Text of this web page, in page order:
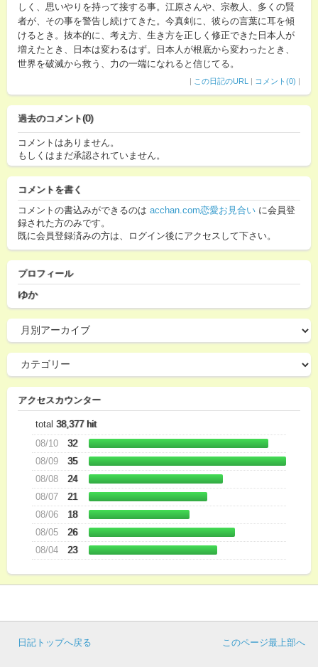
しく、思いやりを持って接する事。江原さんや、宗教人、多くの賢
者が、その事を警告し続けてきた。今真剣に、彼らの言葉に耳を傾
けるとき。抜本的に、考え方、生き方を正しく修正できた日本人が
増えたとき、日本は変わるはず。日本人が根底から変わったとき、
世界を破滅から救う、力の一端になれると信じてる。
| この日記のURL | コメント(0) |
過去のコメント(0)
コメントはありません。
もしくはまだ承認されていません。
コメントを書く
コメントの書込みができるのは acchan.com恋愛お見合い に会員登
録された方のみです。
既に会員登録済みの方は、ログイン後にアクセスして下さい。
プロフィール
ゆか
アクセスカウンター
total 38,377 hit
08/10
32
08/09
35
08/08
24
08/07
21
08/06
18
08/05
26
08/04
23
このページ最上部へ
日記トップへ戻る